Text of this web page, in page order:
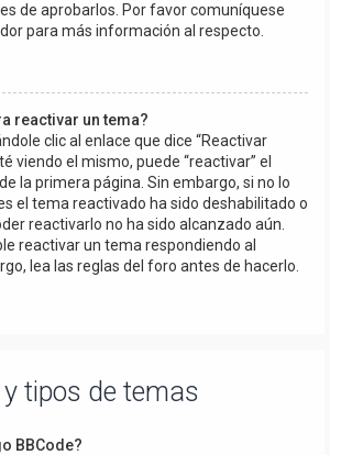
de aprobarlos. Por favor comuníquese
para más información al respecto.
reactivar un tema?
clic al enlace que dice “Reactivar
viendo el mismo, puede “reactivar” el
la primera página. Sin embargo, si no lo
el tema reactivado ha sido deshabilitado o
reactivarlo no ha sido alcanzado aún.
reactivar un tema respondiendo al
lea las reglas del foro antes de hacerlo.
tipos de temas
BBCode?